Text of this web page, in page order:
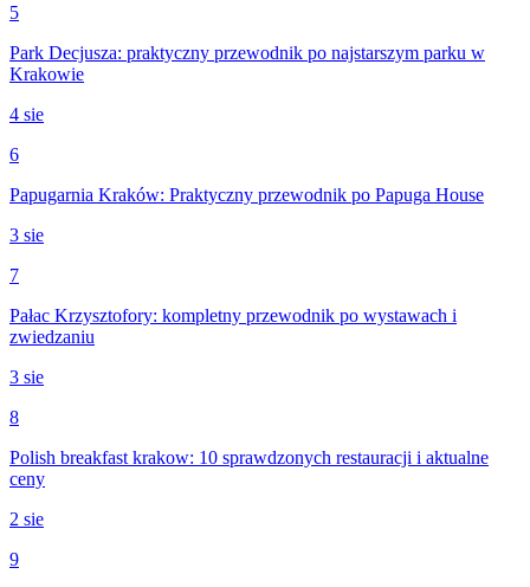
5
Park Decjusza: praktyczny przewodnik po najstarszym parku w
Krakowie
4 sie
6
Papugarnia Kraków: Praktyczny przewodnik po Papuga House
3 sie
7
Pałac Krzysztofory: kompletny przewodnik po wystawach i
zwiedzaniu
3 sie
8
Polish breakfast krakow: 10 sprawdzonych restauracji i aktualne
ceny
2 sie
9